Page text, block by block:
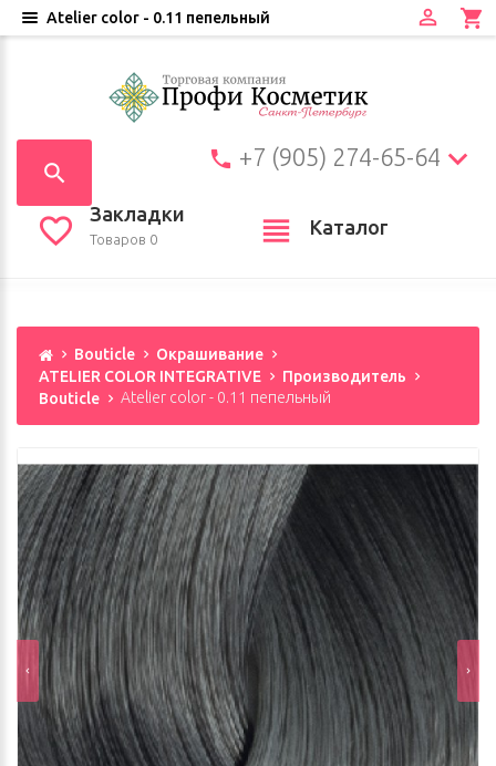
+7 (905) 274-65-64
Закладки
Товаров 0
Каталог
Bouticle
Окрашивание
ATELIER COLOR INTEGRATIVE
Производитель
Bouticle
Atelier color - 0.11 пепельный
Atelier color - 0.11 пепельный